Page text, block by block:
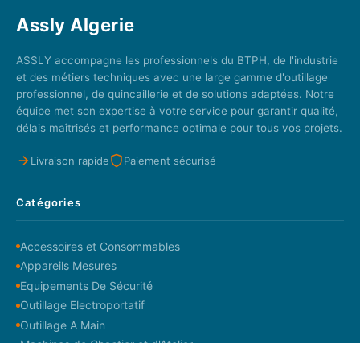
Assly Algerie
ASSLY accompagne les professionnels du BTPH, de l'industrie
et des métiers techniques avec une large gamme d'outillage
professionnel, de quincaillerie et de solutions adaptées. Notre
équipe met son expertise à votre service pour garantir qualité,
délais maîtrisés et performance optimale pour tous vos projets.
Livraison rapide Paiement sécurisé
Catégories
Accessoires et Consommables
Appareils Mesures
Equipements De Sécurité
Outillage Electroportatif
Outillage A Main